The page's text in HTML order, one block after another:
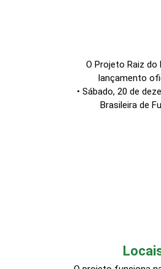
O Projeto Raiz
lançamento
• Sábado, 20 de
Brasileira de